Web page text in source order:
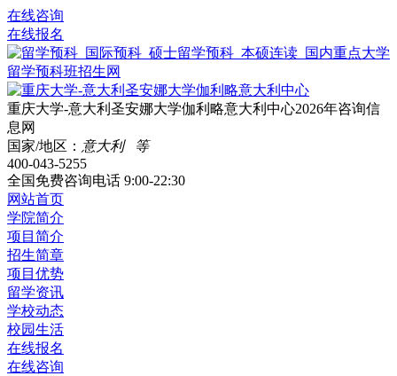
在线咨询
在线报名
重庆大学-意大利圣安娜大学伽利略意大利中心2026年咨询信
息网
国家/地区： 意大利 等
400-043-5255
全国免费咨询电话 9:00-22:30
网站首页
学院简介
项目简介
招生简章
项目优势
留学资讯
学校动态
校园生活
在线报名
在线咨询